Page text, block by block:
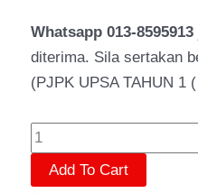
Whatsapp 013-8595913
diterima. Sila sertakan
(PJPK UPSA TAHUN 1
Add To Cart